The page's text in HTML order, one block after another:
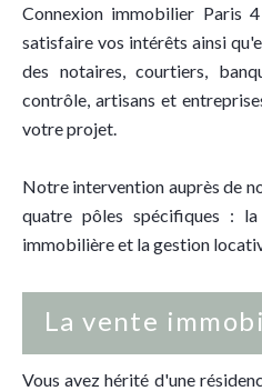
Connexion immobilier Paris
satisfaire vos intérêts ainsi
des notaires, courtiers,
contrôle, artisans et
votre projet.
Notre intervention auprès de
quatre pôles spécifiques :
immobilière et la gestion
La vente
Vous avez hérité d'une